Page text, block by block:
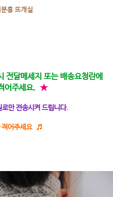
홍 뜨개실
전달메세지 또는 배송요청란에
어주세요. ★
만 전송시켜 드립니다.
적어주세요 ♬